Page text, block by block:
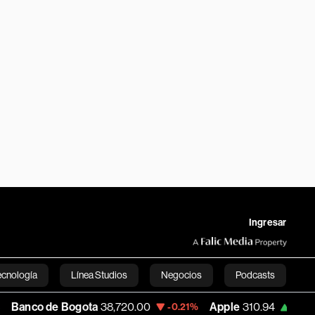
Ingresar
Línea Studios Negocios Podcasts
English
Bogota 38,720.00 -0.21% Apple 310.94 +0.55% USD